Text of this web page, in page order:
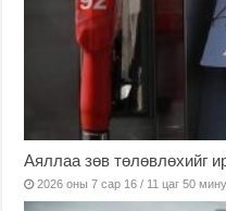
Аяллаа зөв төлөвлөхийг
2026 оны 7 сар 16 / 11 цаг 50